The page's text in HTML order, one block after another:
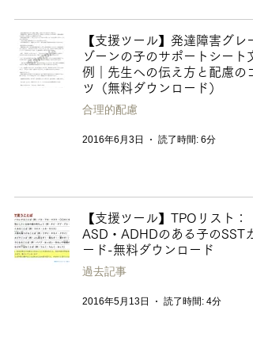
【支援ツール】発達障害グレー
ゾーンの子のサポートシート文
例｜先生への伝え方と配慮のコ
ツ（無料ダウンロード）
合理的配慮
2016年6月3日 読了時間: 6分
【支援ツール】TPOリスト：
ASD・ADHDのある子のSSTカ
ード-無料ダウンロード
過去記事
2016年5月13日 読了時間: 4分